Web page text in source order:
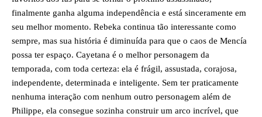
finalmente ganha alguma independência e está sinceramente em
seu melhor momento. Rebeka continua tão interessante como
sempre, mas sua história é diminuída para que o caos de Mencía
possa ter espaço. Cayetana é o melhor personagem da
temporada, com toda certeza: ela é frágil, assustada, corajosa,
independente, determinada e inteligente. Sem ter praticamente
nenhuma interação com nenhum outro personagem além de
Philippe, ela consegue sozinha construir um arco incrível, que